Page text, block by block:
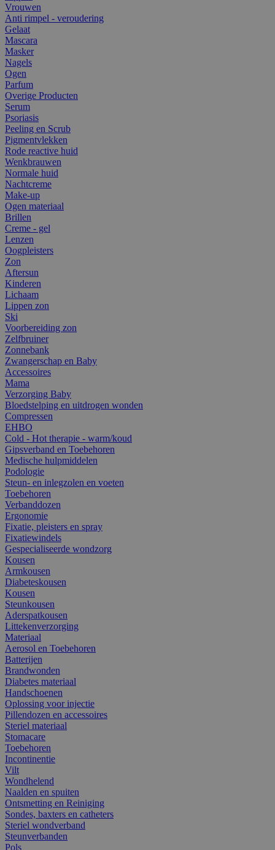
Vrouwen
Anti rimpel - veroudering
Gelaat
Mascara
Masker
Nagels
Ogen
Parfum
Overige Producten
Serum
Psoriasis
Peeling en Scrub
Pigmentvlekken
Rode reactive huid
Wenkbrauwen
Normale huid
Nachtcreme
Make-up
Ogen materiaal
Brillen
Creme - gel
Lenzen
Oogpleisters
Zon
Aftersun
Kinderen
Lichaam
Lippen zon
Ski
Voorbereiding zon
Zelfbruiner
Zonnebank
Zwangerschap en Baby
Accessoires
Mama
Verzorging Baby
Bloedstelping en uitdrogen wonden
Compressen
EHBO
Cold - Hot therapie - warm/koud
Gipsverband en Toebehoren
Medische hulpmiddelen
Podologie
Steun- en inlegzolen en voeten
Toebehoren
Verbanddozen
Ergonomie
Fixatie, pleisters en spray
Fixatiewindels
Gespecialiseerde wondzorg
Kousen
Armkousen
Diabeteskousen
Kousen
Steunkousen
Aderspatkousen
Littekenverzorging
Materiaal
Aerosol en Toebehoren
Batterijen
Brandwonden
Diabetes materiaal
Handschoenen
Oplossing voor injectie
Pillendozen en accessoires
Steriel materiaal
Stomacare
Toebehoren
Incontinentie
Vilt
Wondhelend
Naalden en spuiten
Ontsmetting en Reiniging
Sondes, baxters en catheters
Steriel wondverband
Steunverbanden
Pols